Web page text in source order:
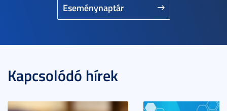
Eseménynaptár
Kapcsolódó hírek